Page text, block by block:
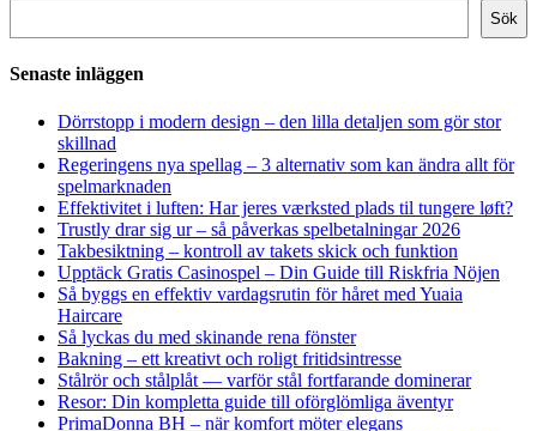
Sök
Senaste inläggen
Dörrstopp i modern design – den lilla detaljen som gör stor
skillnad
Regeringens nya spellag – 3 alternativ som kan ändra allt för
spelmarknaden
Effektivitet i luften: Har jeres værksted plads til tungere løft?
Trustly drar sig ur – så påverkas spelbetalningar 2026
Takbesiktning – kontroll av takets skick och funktion
Upptäck Gratis Casinospel – Din Guide till Riskfria Nöjen
Så byggs en effektiv vardagsrutin för håret med Yuaia
Haircare
Så lyckas du med skinande rena fönster
Bakning – ett kreativt och roligt fritidsintresse
Stålrör och stålplåt — varför stål fortfarande dominerar
Resor: Din kompletta guide till oförglömliga äventyr
PrimaDonna BH – när komfort möter elegans